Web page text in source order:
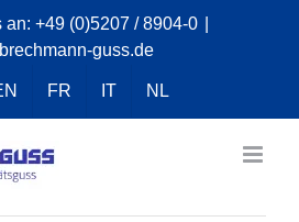
an: +49 (0)5207 / 8904-0
guss.de
FR IT NL